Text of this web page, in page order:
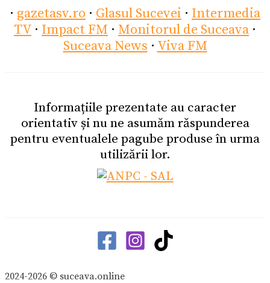
· gazetasv.ro · Glasul Sucevei · Intermedia
TV · Impact FM · Monitorul de Suceava ·
Suceava News · Viva FM
Informațiile prezentate au caracter
orientativ și nu ne asumăm răspunderea
pentru eventualele pagube produse în urma
utilizării lor.
2024-2026 © suceava.online